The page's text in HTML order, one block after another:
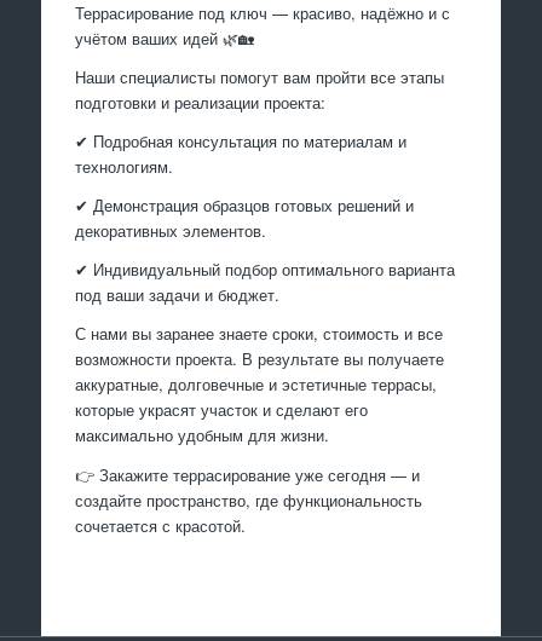
Террасирование под ключ — красиво, надёжно и с
учётом ваших идей 🌿🏡
Наши специалисты помогут вам пройти все этапы
подготовки и реализации проекта:
✔ Подробная консультация по материалам и
технологиям.
✔ Демонстрация образцов готовых решений и
декоративных элементов.
✔ Индивидуальный подбор оптимального варианта
под ваши задачи и бюджет.
С нами вы заранее знаете сроки, стоимость и все
возможности проекта. В результате вы получаете
аккуратные, долговечные и эстетичные террасы,
которые украсят участок и сделают его
максимально удобным для жизни.
👉 Закажите террасирование уже сегодня — и
создайте пространство, где функциональность
сочетается с красотой.